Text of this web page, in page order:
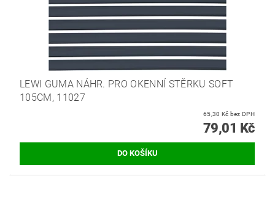
LEWI GUMA NÁHR. PRO OKENNÍ STĚRKU SOFT
105CM, 11027
65,30 Kč bez DPH
79,01 Kč